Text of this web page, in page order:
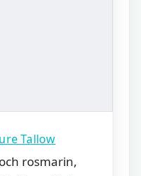
Tallow
rosmarin,